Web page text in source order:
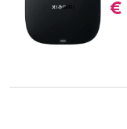
€